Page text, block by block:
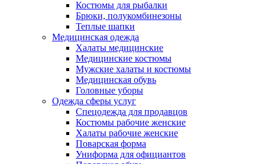
Костюмы для рыбалки
Брюки, полукомбинезоны
Теплые шапки
Медицинская одежда
Халаты медицинские
Медицинские костюмы
Мужские халаты и костюмы
Медицинская обувь
Головные уборы
Одежда сферы услуг
Спецодежда для продавцов
Костюмы рабочие женские
Халаты рабочие женские
Поварская форма
Униформа для официантов